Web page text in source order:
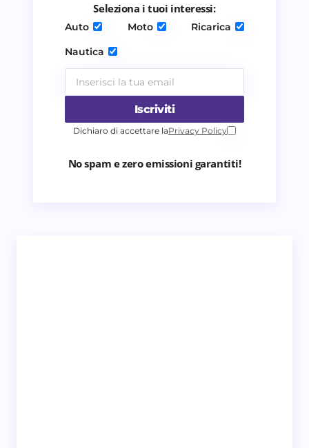
Invia commento
Seleziona i tuoi interessi:
Auto Moto
Ricarica
Nautica
Iscriviti
Dichiaro di accettare laPrivacy Policy
No spam e zero emissioni garantiti!